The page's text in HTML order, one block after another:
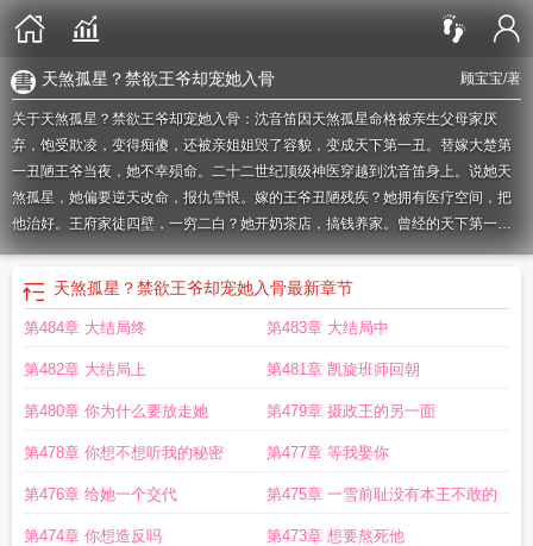
顾宝宝/著
天煞孤星？禁欲王爷却宠她入骨
关于天煞孤星？禁欲王爷却宠她入骨：沈音笛因天煞孤星命格被亲生父母家厌
弃，饱受欺凌，变得痴傻，还被亲姐姐毁了容貌，变成天下第一丑。替嫁大楚第
一丑陋王爷当夜，她不幸殒命。二十二世纪顶级神医穿越到沈音笛身上。说她天
煞孤星，她偏要逆天改命，报仇雪恨。嫁的王爷丑陋残疾？她拥有医疗空间，把
他治好。王府家徒四壁，一穷二白？她开奶茶店，搞钱养家。曾经的天下第一
丑，摇身一变，成为大楚第一美人，吸引无数权贵青睐。镇北王楚琰将这些狂风
浪蝶横扫，露出真容 天煞孤星禁欲王爷却宠她入骨 顾宝宝
星决绝免费阅读
星侯爷天煞孤星主角天煞孤星的 天煞孤星?禁欲王爷却宠她入骨 第501章
宠她入骨 顾宝宝 有天煞孤星的 天煞孤星?禁欲王爷却宠她入骨番茄
孤星关于天煞孤星的天煞王妃王爷他宠溺无度短剧主角天煞孤星
天煞孤星？禁欲王爷却宠她入骨最新章节
第484章 大结局终 第483章 大结局中
第482章 大结局上 第481章 凯旋班师回朝
第480章 你为什么要放走她 第479章 摄政王的另一面
第478章 你想不想听我的秘密 第477章 等我娶你
第476章 给她一个交代 第475章 一雪前耻没有本王不敢的
第474章 你想造反吗 第473章 想要熬死他